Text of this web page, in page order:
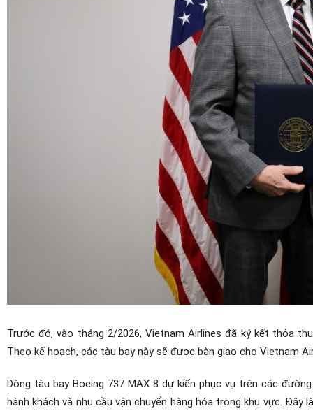
Trước đó, vào tháng 2/2026, Vietnam Airlines đã ký kết thỏa
Theo kế hoạch, các tàu bay này sẽ được bàn giao cho Vietnam
Dòng tàu bay Boeing 737 MAX 8 dự kiến phục vụ trên các
hành khách và nhu cầu vận chuyển hàng hóa trong khu vực.